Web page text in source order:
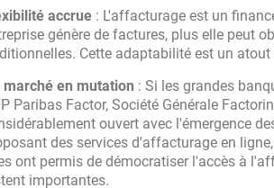
accrue : L'affacturage est un
génère de factures, plus elle peut
Cette adaptabilité est un
marché en mutation : Si les grandes
Paribas Factor, Société Générale
ouvert avec l'émergence
des services d'affacturage en
ont permis de démocratiser l'accès à
importantes.